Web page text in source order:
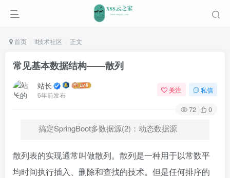
首页 it技术社区 正文
常见基本数据结构——散列
站长
6年前发布
关注 私信
72 0
搞定SpringBoot多数据源(2)：动态数据源
散列表的实现通常叫做散列。散列是一种用于以常数平
均时间执行插入、删除和查找的技术。但是任何排序的